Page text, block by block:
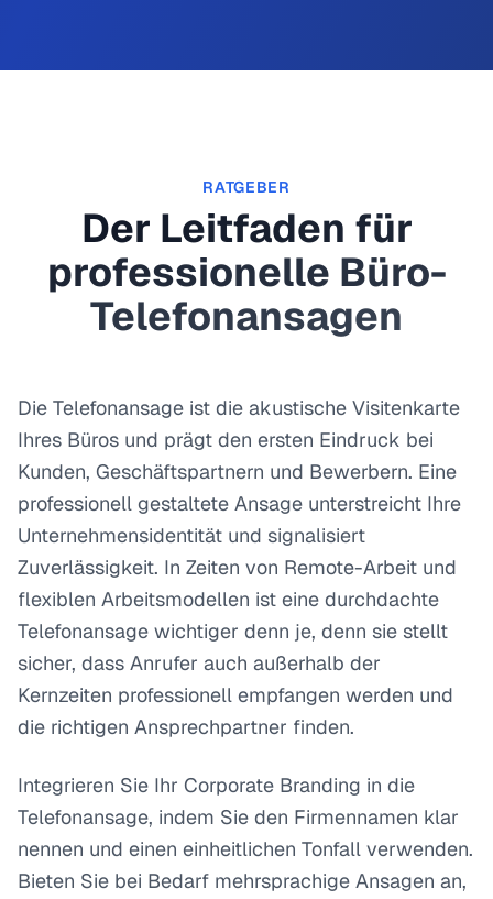
RATGEBER
Der Leitfaden für
professionelle Büro-
Telefonansagen
Die Telefonansage ist die akustische Visitenkarte
Ihres Büros und prägt den ersten Eindruck bei
Kunden, Geschäftspartnern und Bewerbern. Eine
professionell gestaltete Ansage unterstreicht Ihre
Unternehmensidentität und signalisiert
Zuverlässigkeit. In Zeiten von Remote-Arbeit und
flexiblen Arbeitsmodellen ist eine durchdachte
Telefonansage wichtiger denn je, denn sie stellt
sicher, dass Anrufer auch außerhalb der
Kernzeiten professionell empfangen werden und
die richtigen Ansprechpartner finden.
Integrieren Sie Ihr Corporate Branding in die
Telefonansage, indem Sie den Firmennamen klar
nennen und einen einheitlichen Tonfall verwenden.
Bieten Sie bei Bedarf mehrsprachige Ansagen an,